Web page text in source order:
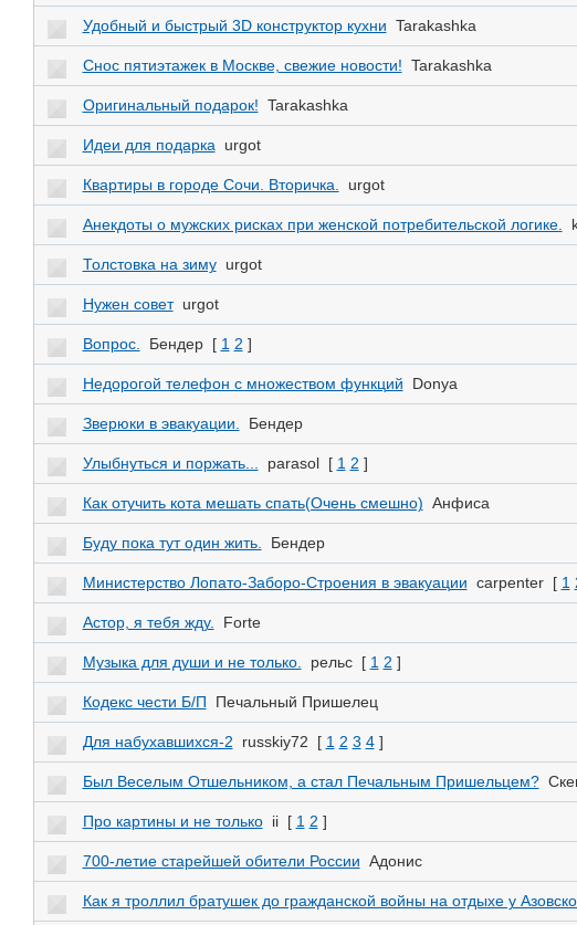
Удобный и быстрый 3D конструктор кухни Tarakashka
Снос пятиэтажек в Москве, свежие новости! Tarakashka
Оригинальный подарок! Tarakashka
Идеи для подарка urgot
Квартиры в городе Сочи. Вторичка. urgot
Анекдоты о мужских рисках при женской потребительской логике.
Толстовка на зиму urgot
Нужен совет urgot
Вопрос. Бендер [ 1 2 ]
Недорогой телефон с множеством функций Donya
Зверюки в эвакуации. Бендер
Улыбнуться и поржать... parasol [ 1 2 ]
Как отучить кота мешать спать(Очень смешно) Анфиса
Буду пока тут один жить. Бендер
Министерство Лопато-Заборо-Строения в эвакуации carpenter [ 1
Астор, я тебя жду. Forte
Музыка для души и не только. рельс [ 1 2 ]
Кодекс чести Б/П Печальный Пришелец
Для набухавшихся-2 russkiy72 [ 1 2 3 4 ]
Был Веселым Отшельником, а стал Печальным Пришельцем?
Про картины и не только ii [ 1 2 ]
700-летие старейшей обители России Адонис
Как я троллил братушек до гражданской войны на отдыхе у